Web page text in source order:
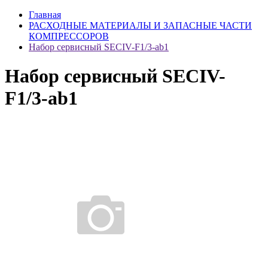
Главная
РАСХОДНЫЕ МАТЕРИАЛЫ И ЗАПАСНЫЕ ЧАСТИ
КОМПРЕССОРОВ
Набор сервисный SECIV-F1/3-ab1
Набор сервисный SECIV-
F1/3-ab1